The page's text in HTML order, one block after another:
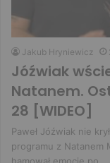
Jakub Hryniewicz
Jóźwiak
Natanem.
28 [WIDEO]
Paweł Jóźwiak nie
programu z Natanem